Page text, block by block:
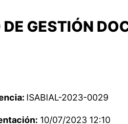
GESTIÓN
ISABIAL-2023-0029
10/07/2023 12:10